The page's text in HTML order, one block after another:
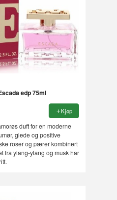
edp 75ml
Kjøp
duft for en moderne
glede og positive
roser og pærer kombinert
fra ylang-ylang og musk har